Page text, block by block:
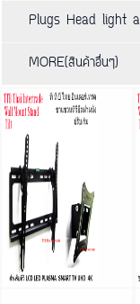
Plugs Head light
MORE(สินค้าอื่นๆ)